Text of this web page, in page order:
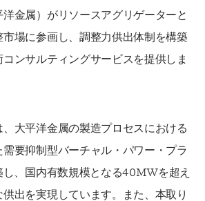
金属）がリソースアグリゲーターと
市場に参画し、調整力供出体制を構築
ンサルティングサービスを提供しま
大平洋金属の製造プロセスにおける
要抑制型バーチャル・パワー・プラ
し、国内有数規模となる40MWを超え
出を実現しています。また、本取り